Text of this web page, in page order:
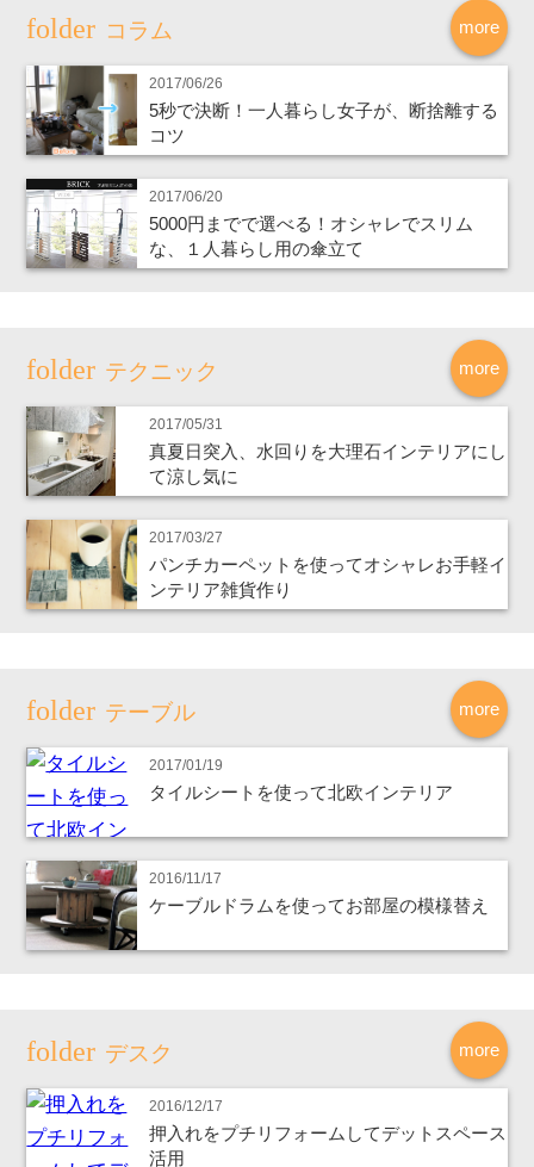
more
コラム
2017/06/26
5秒で決断！一人暮らし女子が、断捨離する
コツ
2017/06/20
5000円までで選べる！オシャレでスリム
な、１人暮らし用の傘立て
more
テクニック
2017/05/31
真夏日突入、水回りを大理石インテリアにし
て涼し気に
2017/03/27
パンチカーペットを使ってオシャレお手軽イ
ンテリア雑貨作り
more
テーブル
2017/01/19
タイルシートを使って北欧インテリア
2016/11/17
ケーブルドラムを使ってお部屋の模様替え
more
デスク
2016/12/17
押入れをプチリフォームしてデットスペース
活用